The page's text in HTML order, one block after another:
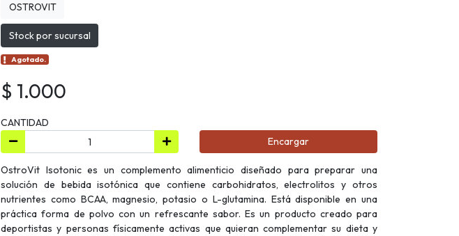
OSTROVIT
Stock por sucursal
Agotado.
$ 1.000
CANTIDAD
Encargar
OstroVit Isotonic es un complemento alimenticio diseñado para preparar una
solución de bebida isotónica que contiene carbohidratos, electrolitos y otros
nutrientes como BCAA, magnesio, potasio o L-glutamina. Está disponible en una
práctica forma de polvo con un refrescante sabor. Es un producto creado para
deportistas y personas físicamente activas que quieran complementar su dieta y